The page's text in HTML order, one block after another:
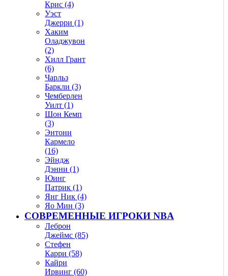
Крис (4)
Уэст
Джерри (1)
Хаким
Оладжувон
(2)
Хилл Грант
(6)
Чарльз
Баркли (3)
Чемберлен
Уилт (1)
Шон Кемп
(3)
Энтони
Кармело
(16)
Эйндж
Дэнни (1)
Юинг
Патрик (1)
Янг Ник (4)
Яо Мин (3)
СОВРЕМЕННЫЕ ИГРОКИ NBA
Леброн
Джеймс (85)
Стефен
Карри (58)
Кайри
Ирвинг (60)